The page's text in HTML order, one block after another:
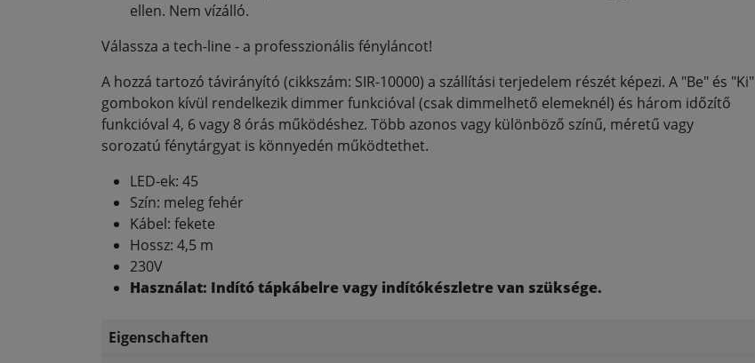
ellen. Nem vízálló.
Válassza a tech-line - a professzionális fényláncot!
A hozzá tartozó távirányító (cikkszám: SIR-10000) a szállítási terjedelem részét képezi. A "Be" és "Ki"
gombokon kívül rendelkezik dimmer funkcióval (csak dimmelhető elemeknél) és három időzítő
funkcióval 4, 6 vagy 8 órás működéshez. Több azonos vagy különböző színű, méretű vagy
sorozatú fénytárgyat is könnyedén működtethet.
LED-ek: 45
Szín: meleg fehér
Kábel: fekete
Hossz: 4,5 m
230V
Használat: Indító tápkábelre vagy indítókészletre van szüksége.
Eigenschaften